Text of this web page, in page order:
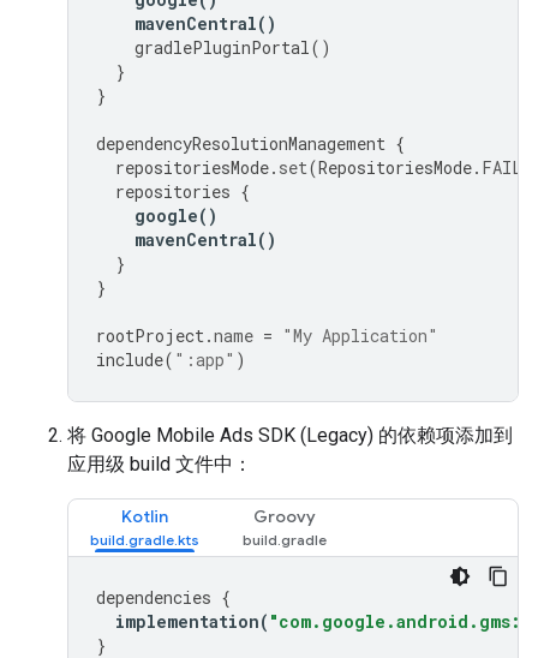
mavenCentral()
gradlePluginPortal()
}
}
dependencyResolutionManagement {
repositoriesMode. set(RepositoriesMode.
repositories {
google()
mavenCentral()
}
}
rootProject.name = "My Application"
include( ":app" )
将 Google Mobile Ads SDK (Legacy) 的依赖项添加到
应用级 build 文件中：
Kotlin Groovy
dependencies {
implementation(
}